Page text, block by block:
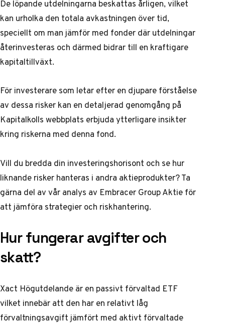
De löpande utdelningarna beskattas årligen, vilket
kan urholka den totala avkastningen över tid,
speciellt om man jämför med fonder där utdelningar
återinvesteras och därmed bidrar till en kraftigare
kapitaltillväxt.
För investerare som letar efter en djupare förståelse
av dessa risker kan en detaljerad genomgång på
Kapitalkolls webbplats erbjuda ytterligare insikter
kring riskerna med denna fond.
Vill du bredda din investeringshorisont och se hur
liknande risker hanteras i andra aktieprodukter? Ta
gärna del av våranalys av Embracer Group Aktieför
att jämföra strategier och riskhantering.
Hur fungerar avgifter och
skatt?
Xact Högutdelande är en passivt förvaltad ETF
vilket innebär att den har en relativt låg
förvaltningsavgift jämfört med aktivt förvaltade